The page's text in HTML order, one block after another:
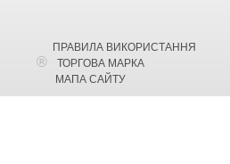
ПРАВИЛА ВИКОРИСТАННЯ
ТОРГОВА МАРКА
МАПА САЙТУ